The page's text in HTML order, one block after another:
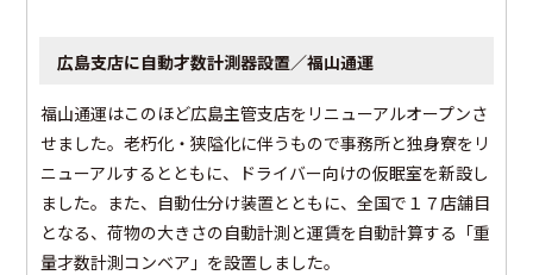
広島支店に自動才数計測器設置／福山通運
福山通運はこのほど広島主管支店をリニューアルオープンさ
せました。老朽化・狭隘化に伴うもので事務所と独身寮をリ
ニューアルするとともに、ドライバー向けの仮眠室を新設し
ました。また、自動仕分け装置とともに、全国で１７店舗目
となる、荷物の大きさの自動計測と運賃を自動計算する「重
量才数計測コンベア」を設置しました。